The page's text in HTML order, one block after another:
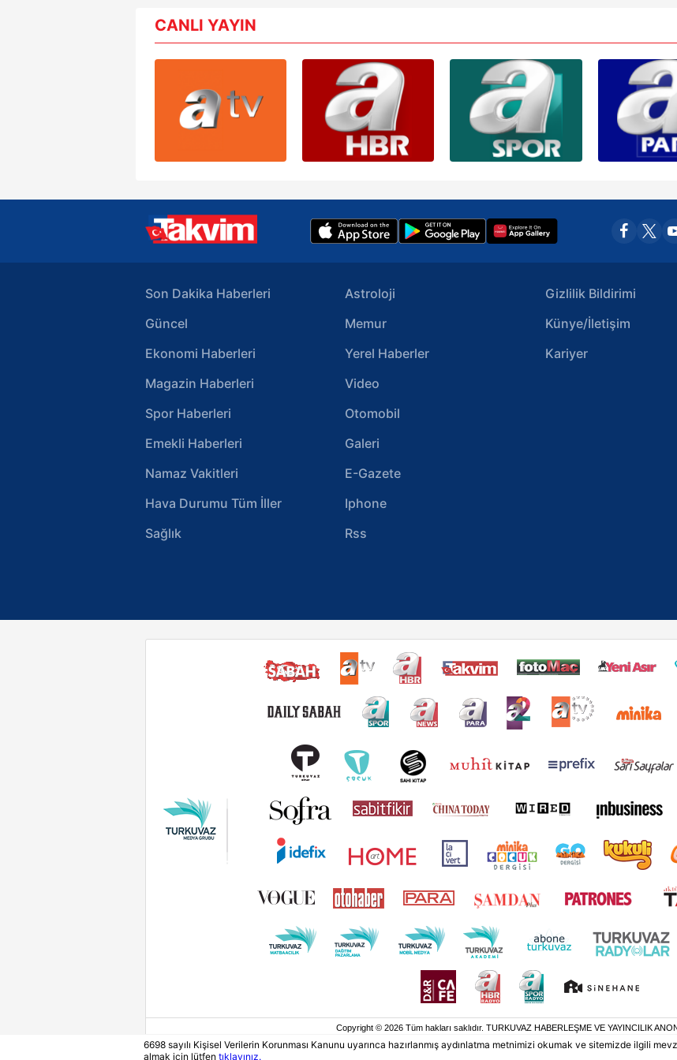
CANLI YAYIN
Son Dakika Haberleri
Güncel
Ekonomi Haberleri
Magazin Haberleri
Spor Haberleri
Emekli Haberleri
Namaz Vakitleri
Hava Durumu Tüm İller
Sağlık
Astroloji
Memur
Yerel Haberler
Video
Otomobil
Galeri
E-Gazete
Iphone
Rss
Gizlilik Bildirimi
Künye/İletişim
Kariyer
Copyright © 2026 Tüm hakları saklıdır. TURKUVAZ HABERLEŞME VE YAYINCILIK
6698 sayılı Kişisel Verilerin Korunması Kanunu uyarınca hazırlanmış aydınlatma metnimizi okumak ve sitemizde ilgili
almak için lütfen tıklayınız.